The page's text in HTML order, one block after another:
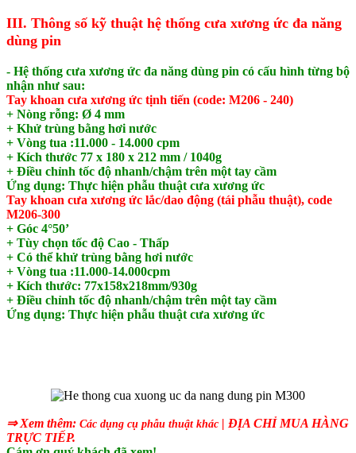
III. Thông số kỹ thuật hệ thống cưa xương ức đa năng
dùng pin
- Hệ thống cưa xương ức đa năng dùng pin có cấu hình từng bộ
nhận như sau:
Tay khoan cưa xương ức tịnh tiến (code: M206 - 240)
+ Nòng rỗng: Ø 4 mm
+ Khử trùng bằng hơi nước
+ Vòng tua :11.000 - 14.000 cpm
+ Kích thước 77 x 180 x 212 mm / 1040g
+ ​Điều chỉnh tốc độ nhanh/chậm trên một tay cầm
Ứng dụng: Thực hiện phẫu thuật cưa xương ức
Tay khoan cưa xương ức lắc/dao động (tái phẫu thuật), code
M206-300
+ Góc 4°50’
+ Tùy chọn tốc độ Cao - Thấp
+ Có thể khử trùng bằng hơi nước
+ Vòng tua :11.000-14.000cpm
+ Kích thước: 77x158x218mm/930g
+ Điều chỉnh tốc độ nhanh/chậm trên một tay cầm
Ứng dụng: Thực hiện phẫu thuật cưa xương ức
⇒ Xem thêm: Các dụng cụ phẫu thuật khác | ĐỊA CHỈ MUA HÀNG
TRỰC TIẾP.